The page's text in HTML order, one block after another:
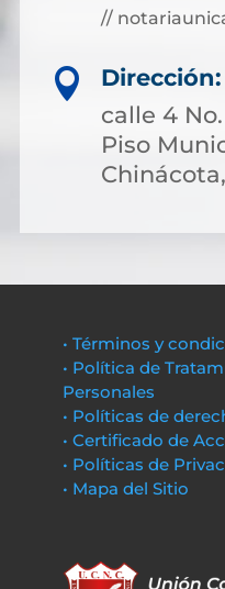
//

Dirección:
calle 4
Piso
• Términos y
• Política de
Personales
• Políticas de
• Certificado de
• Políticas de
• Mapa del Sitio